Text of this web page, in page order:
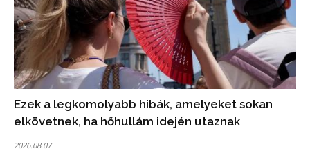
Ezek a legkomolyabb hibák, amelyeket sokan
elkövetnek, ha hőhullám idején utaznak
2026.08.07